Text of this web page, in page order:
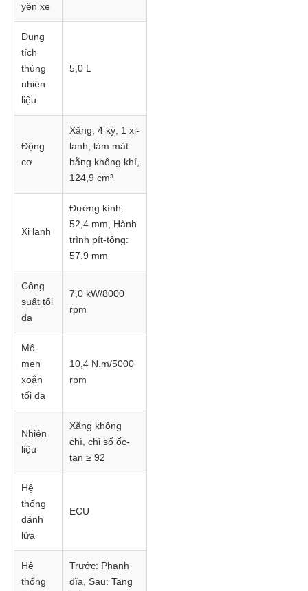
yên xe
Dung
tích
thùng
nhiên
liệu
5,0 L
Động
cơ
Xăng, 4 kỳ, 1 xi-
lanh, làm mát
bằng không khí,
124,9 cm³
Xi lanh
Đường kính:
52,4 mm, Hành
trình pít-tông:
57,9 mm
Công
suất tối
đa
7,0 kW/8000
rpm
Mô-
men
xoắn
tối đa
10,4 N.m/5000
rpm
Nhiên
liệu
Xăng không
chì, chỉ số ốc-
tan ≥ 92
Hệ
thống
đánh
lửa
ECU
Hệ
thống
Trước: Phanh
đĩa, Sau: Tang